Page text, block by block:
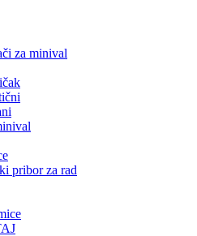
za minival
pribor za rad